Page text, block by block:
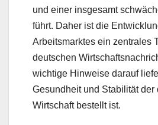
und einer insgesamt
führt. Daher ist die
Arbeitsmarktes ein zentrales
deutschen
wichtige Hinweise darauf
Gesundheit und Stabilität der
Wirtschaft bestellt ist.